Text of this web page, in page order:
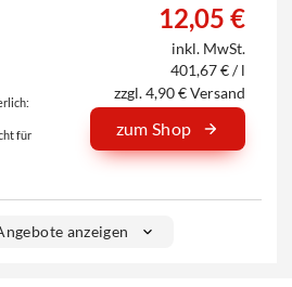
für
12,05 €
inkl. MwSt.
401,67 € / l
zzgl. 4,90 € Versand
zum Shop
anzeigen